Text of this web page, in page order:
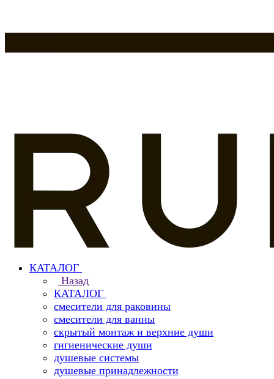
КАТАЛОГ
Назад
КАТАЛОГ
смесители для раковины
смесители для ванны
скрытый монтаж и верхние души
гигиенические души
душевые системы
душевые принадлежности